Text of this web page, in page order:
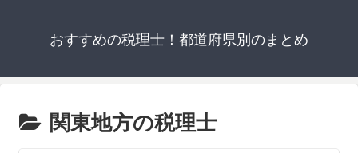
おすすめの税理士！都道府県別のまとめ
関東地方の税理士